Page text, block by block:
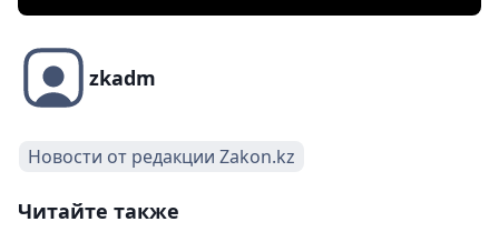
zkadm
Новости от редакции Zakon.kz
Читайте также